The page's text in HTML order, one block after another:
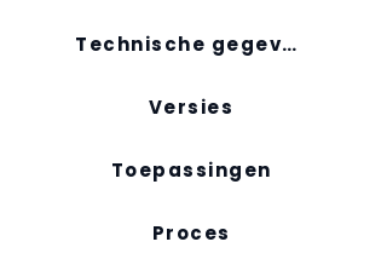
Technische gegevens
Versies
Toepassingen
Proces